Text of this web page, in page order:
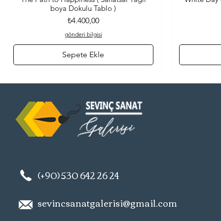
boya Dokulu Tablo )
Fiyat
₺4.400,00
gönderi bilgisi
Sepete Ekle
(+90) 530 642 26 24
sevincsanatgalerisi@gmail.com